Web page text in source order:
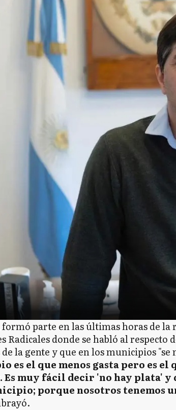
formó parte en las últimas horas de la
Radicales donde se habló al respecto
la gente y que en los municipios "se
es el que menos gasta pero es el
Es muy fácil decir 'no hay plata' y
porque nosotros tenemos